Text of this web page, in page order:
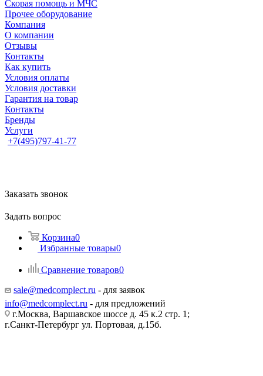
Скорая помощь и МЧС
Прочее оборудование
Компания
О компании
Отзывы
Контакты
Как купить
Условия оплаты
Условия доставки
Гарантия на товар
Контакты
Бренды
Услуги
+7(495)797-41-77
Заказать звонок
Задать вопрос
Корзина0
Избранные товары0
Сравнение товаров0
sale@medcomplect.ru - для заявок
info@medcomplect.ru - для предложений
г.Москва, Варшавское шоссе д. 45 к.2 стр. 1;
г.Санкт-Петербург ул. Портовая, д.15б.